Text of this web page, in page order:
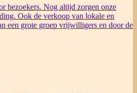
bezoekers. Nog altijd zorgen onze
Ook de verkoop van lokale en
een grote groep vrijwilligers en door de